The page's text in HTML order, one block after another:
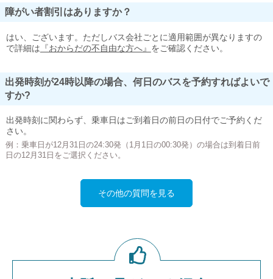
障がい者割引はありますか？
はい、ございます。ただしバス会社ごとに適用範囲が異なりますの
で詳細は 『おからだの不自由な方へ』 をご確認ください。
出発時刻が24時以降の場合、何日のバスを予約すればよいで
すか?
出発時刻に関わらず、乗車日はご到着日の前日の日付でご予約くだ
さい。
例：乗車日が12月31日の24:30発（1月1日の00:30発）の場合は到着日前
日の12月31日をご選択ください。
その他の質問を見る